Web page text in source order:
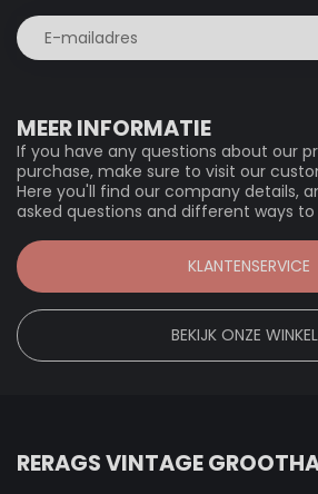
MEER INFORMATIE
If you have any questions about our
purchase, make sure to visit our
Here you'll find our company details,
asked questions and different ways
KLANTENSERVICE
BEKIJK ONZE
RERAGS VINTAGE